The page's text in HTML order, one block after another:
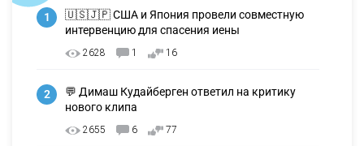
1
🇺🇸🇯🇵 США и Япония провели совместную
интервенцию для спасения иены
2628 1 16
2
💬 Димаш Кудайберген ответил на критику
нового клипа
2655 6 77